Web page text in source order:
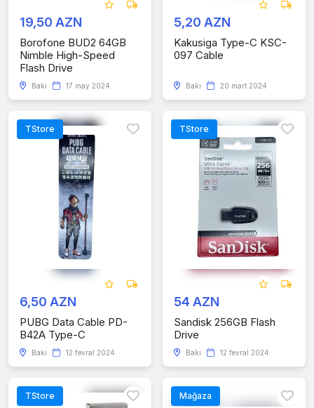
19,50 AZN
Borofone BUD2 64GB
Nimble High-Speed
Flash Drive
Bakı 17 may 2024
5,20 AZN
Kakusiga Type-C KSC-
097 Cable
Bakı 20 mart 2024
TStore
6,50 AZN
PUBG Data Cable PD-
B42A Type-C
Bakı 12 fevral 2024
TStore
54 AZN
Sandisk 256GB Flash
Drive
Bakı 12 fevral 2024
TStore Mağaza